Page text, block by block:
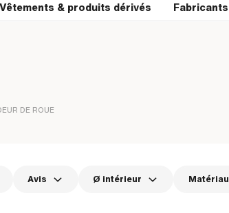
Vêtements & produits dérivés Fabricants
DE ROUE
Avis Ø intérieur Matériau